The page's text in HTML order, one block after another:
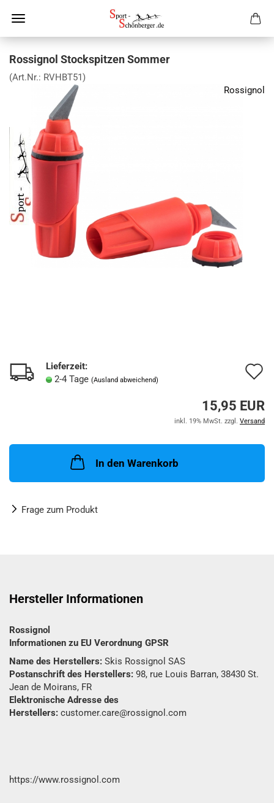
Rossignol Stockspitzen Sommer
(Art.Nr.: RVHBT51)
Rossignol
Lieferzeit:
2-4 Tage (Ausland abweichend)
15,95 EUR
inkl. 19% MwSt. zzgl. Versand
In den Warenkorb
Frage zum Produkt
Hersteller Informationen
Rossignol
Informationen zu EU Verordnung GPSR
Name des Herstellers: Skis Rossignol SAS
Postanschrift des Herstellers: 98, rue Louis Barran, 38430 St.
Jean de Moirans, FR
Elektronische Adresse des
Herstellers: customer.care@rossignol.com
https://www.rossignol.com